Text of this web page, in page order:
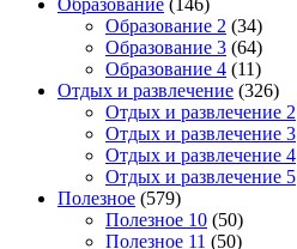
Образование (146)
Образование 2 (34)
Образование 3 (64)
Образование 4 (11)
Отдых и развлечение (326)
Отдых и развлечение 2
Отдых и развлечение 3
Отдых и развлечение 4
Отдых и развлечение 5
Полезное (579)
Полезное 10 (50)
Полезное 11 (50)